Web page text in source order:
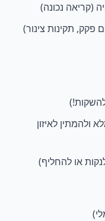
(קריאה נכונה)
פקק, תקינות צינור)
ולהמתין לאיזון
או להחליף)